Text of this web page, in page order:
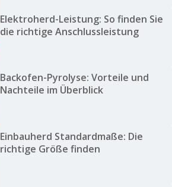
Elektroherd-Leistung: So finden Sie
die richtige Anschlussleistung
Backofen-Pyrolyse: Vorteile und
Nachteile im Überblick
Einbauherd Standardmaße: Die
richtige Größe finden